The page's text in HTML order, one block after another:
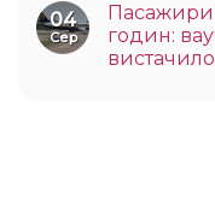
04
Сер
Пасажири
годин: